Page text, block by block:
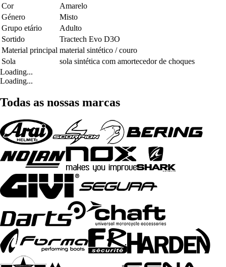
Cor
Amarelo
Género
Misto
Grupo etário
Adulto
Sortido
Tractech Evo D3O
Material principal material sintético / couro
Sola
sola sintética com amortecedor de choques
Loading...
Loading...
Todas as nossas marcas